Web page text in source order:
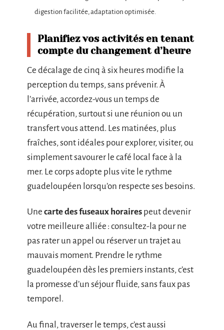
digestion facilitée, adaptation optimisée.
Planifiez vos activités en tenant
compte duchangement d’heure
Ce décalage de cinq à six heures modifie la
perception du temps, sans prévenir. À
l’arrivée, accordez-vous un temps de
récupération, surtout si une réunion ou un
transfert vous attend. Les matinées, plus
fraîches, sont idéales pour explorer, visiter, ou
simplement savourer le café local face à la
mer. Le corps adopte plus vite le rythme
guadeloupéen lorsqu’on respecte ses besoins.
Une carte des fuseaux horaires peut devenir
votre meilleure alliée : consultez-la pour ne
pas rater un appel ou réserver un trajet au
mauvais moment. Prendre le rythme
guadeloupéen dès les premiers instants, c’est
la promesse d’un séjour fluide, sans faux pas
temporel.
Au final, traverser le temps, c’est aussi